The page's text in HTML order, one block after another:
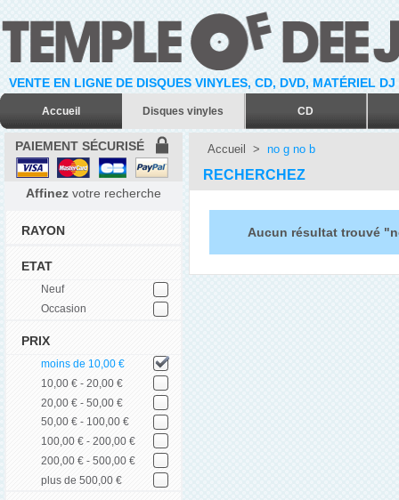
VENTE EN LIGNE DE DISQUES VINYLES, CD, DVD, MATÉRIEL
Accueil Disques vinyles CD
PAIEMENT SÉCURISÉ
Affinez votre recherche
RAYON
ETAT
Neuf
Occasion
PRIX
moins de 10,00 €
10,00 € - 20,00 €
20,00 € - 50,00 €
50,00 € - 100,00 €
100,00 € - 200,00 €
200,00 € - 500,00 €
plus de 500,00 €
Accueil > no g no b
RECHERCHEZ
Aucun résultat trouvé